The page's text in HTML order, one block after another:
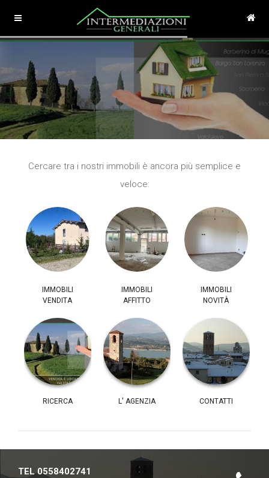
Cercare tra i nostri immobili è ancora più semplice e
veloce:
IMMOBILI
VENDITA
IMMOBILI
AFFITTO
IMMOBILI
NOVITÀ
RICERCA L' AGENZIA CONTATTI
TEL 0558402741